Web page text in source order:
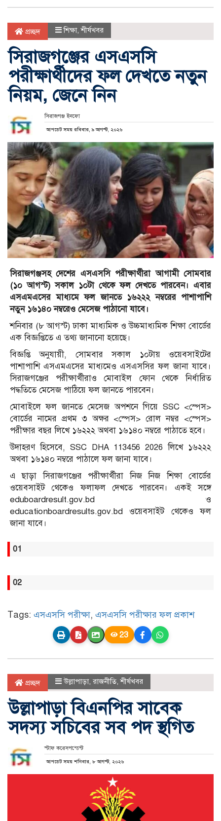
প্রচ্ছদ শিক্ষা,শীর্ষখবর
সিরাজগঞ্জের এসএসসি
পরীক্ষার্থীদের ফল দেখতে নতুন
নিয়ম, জেনে নিন
সিরাজগঞ্জ ইনফো
আপডেট সময় রবিবার, ৯ আগস্ট, ২০২৬
সিরাজগঞ্জসহ দেশের এসএসসি পরীক্ষার্থীরা আগামী সোমবার
(১০ আগস্ট) সকাল ১০টা থেকে ফল দেখতে পারবেন। এবার
এসএমএসের মাধ্যমে ফল জানতে ১৬২২২ নম্বরের পাশাপাশি
নতুন ১৬১৪০ নম্বরেও মেসেজ পাঠানো যাবে।
শনিবার (৮ আগস্ট) ঢাকা মাধ্যমিক ও উচ্চমাধ্যমিক শিক্ষা বোর্ডের
এক বিজ্ঞপ্তিতে এ তথ্য জানানো হয়েছে।
বিজ্ঞপ্তি অনুযায়ী, সোমবার সকাল ১০টায় ওয়েবসাইটের
পাশাপাশি এসএমএসের মাধ্যমেও এসএসসির ফল জানা যাবে।
সিরাজগঞ্জের পরীক্ষার্থীরাও মোবাইল ফোন থেকে নির্ধারিত
পদ্ধতিতে মেসেজ পাঠিয়ে ফল জানতে পারবেন।
মোবাইলে ফল জানতে মেসেজ অপশনে গিয়ে SSC <স্পেস>
বোর্ডের নামের প্রথম ৩ অক্ষর <স্পেস> রোল নম্বর <স্পেস>
পরীক্ষার বছর লিখে ১৬২২২ অথবা ১৬১৪০ নম্বরে পাঠাতে হবে।
উদাহরণ হিসেবে, SSC DHA 113456 2026 লিখে ১৬২২২
অথবা ১৬১৪০ নম্বরে পাঠালে ফল জানা যাবে।
এ ছাড়া সিরাজগঞ্জের পরীক্ষার্থীরা নিজ নিজ শিক্ষা বোর্ডের
ওয়েবসাইট থেকেও ফলাফল দেখতে পারবেন। একই সঙ্গে
eduboardresult.gov.bd ও
educationboardresults.gov.bd ওয়েবসাইট থেকেও ফল
জানা যাবে।
01
02
Tags: এসএসসি পরীক্ষা, এসএসসি পরীক্ষার ফল প্রকাশ
23
প্রচ্ছদ উল্লাপাড়া, রাজনীতি,শীর্ষখবর
উল্লাপাড়া বিএনপির সাবেক
সদস্য সচিবের সব পদ স্থগিত
স্টাফ করেসপন্ডেন্ট
আপডেট সময় শনিবার, ৮ আগস্ট, ২০২৬